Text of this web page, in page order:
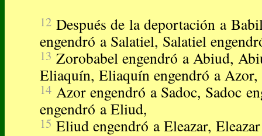
12 Después de la deportación a
engendró a Salatiel, Salatiel
13 Zorobabel engendró a Abiud,
Eliaquín, Eliaquín engendró a Azor,
14 Azor engendró a Sadoc, Sadoc
engendró a Eliud,
15 Eliud engendró a Eleazar,